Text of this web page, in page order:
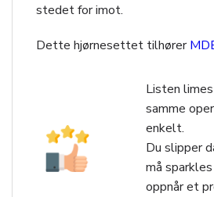
stedet for imot.
Dette hjørnesettet tilhører
Listen
samme
enkelt.
Du slipper
må
oppnår et